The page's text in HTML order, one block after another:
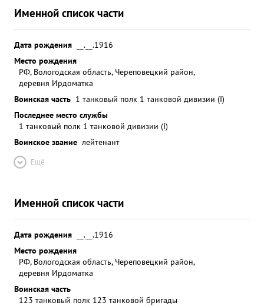
Именной список части
Дата рождения
__.__.1916
Место рождения
РФ, Вологодская область, Череповецкий район,
деревня Ирдоматка
Воинская часть 1 танковый полк 1 танковой дивизии (I)
Последнее место службы
1 танковый полк 1 танковой дивизии (I)
Воинское звание лейтенант
Ещё
Именной список части
Дата рождения
__.__.1916
Место рождения
РФ, Вологодская область, Череповецкий район,
деревня Ирдоматка
Воинская часть
123 танковый полк 123 танковой бригады